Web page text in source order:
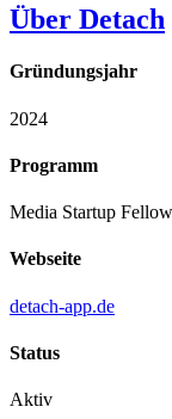
Über Detach
Gründungsjahr
2024
Programm
Media Startup
Webseite
detach-app.de
Status
Aktiv